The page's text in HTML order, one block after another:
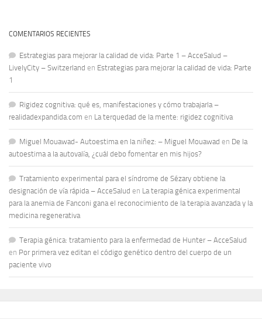
COMENTARIOS RECIENTES
Estrategias para mejorar la calidad de vida: Parte 1 – AcceSalud –
LivelyCity – Switzerland en Estrategias para mejorar la calidad de vida: Parte
1
Rigidez cognitiva: qué es, manifestaciones y cómo trabajarla –
realidadexpandida.com en La terquedad de la mente: rigidez cognitiva
Miguel Mouawad- Autoestima en la niñez: – Miguel Mouawad en De la
autoestima a la autovalía, ¿cuál debo fomentar en mis hijos?
Tratamiento experimental para el síndrome de Sézary obtiene la
designación de vía rápida – AcceSalud en La terapia génica experimental
para la anemia de Fanconi gana el reconocimiento de la terapia avanzada y la
medicina regenerativa
Terapia génica: tratamiento para la enfermedad de Hunter – AcceSalud
en Por primera vez editan el código genético dentro del cuerpo de un
paciente vivo